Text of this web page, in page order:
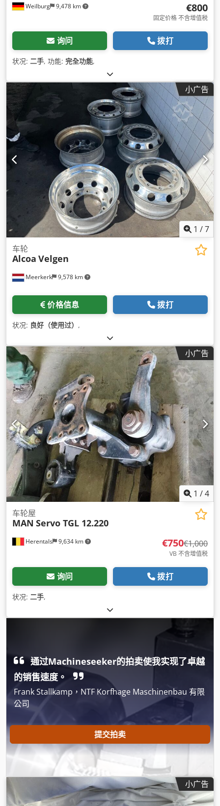
Weilburg 9,478 km €800
固定价格 不含增值税
询问 拨打
状况: 二手, 功能: 完全功能,
小广告
1 /7
Meerkerk 9,578 km
车轮
Alcoa Velgen
价格信息 拨打
状况: 良好（使用过） ,
小广告
1 /4
Herentals 9,634 km
车轮屋
MAN Servo TGL 12.220
€750€1,000
VB 不含增值税
询问 拨打
状况: 二手,
通过Machineseeker的拍卖使我实现了卓越
的销售速度。
Frank Stallkamp，NTF Korfhage Maschinenbau 有限
公司
提交拍卖
小广告